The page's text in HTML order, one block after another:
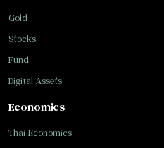
Gold
Stocks
Fund
Digital Assets
Economics
Thai Economics